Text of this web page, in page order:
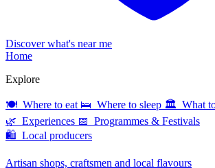
Discover what's near me
Home
Explore
🍽 Where to eat 🛌 Where to sleep 🏛 What to
🌿 Experiences 📅 Programmes & Festivals
🛍 Local producers
Artisan shops, craftsmen and local flavours